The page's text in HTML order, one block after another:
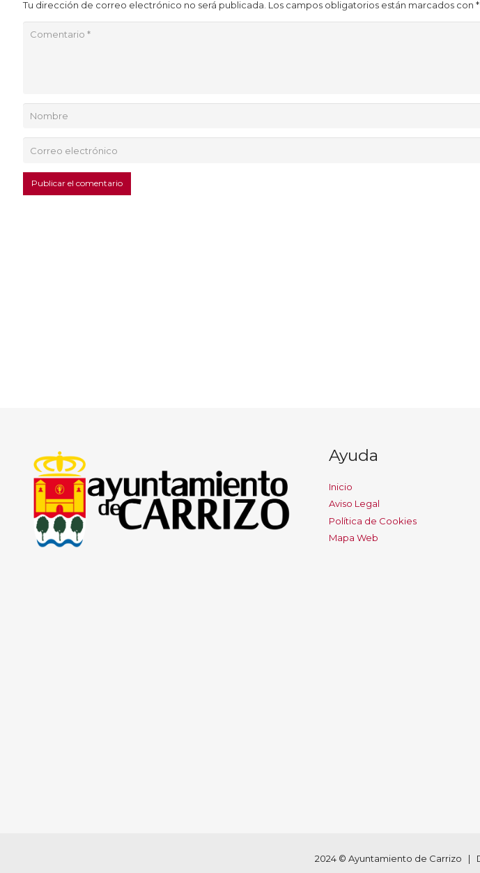
Tu dirección de correo electrónico no será publicada. Los campos obligatorios están marcados con *
Publicar el comentario
Ayuda
Inicio
Aviso Legal
Política de Cookies
Mapa Web
2024 © Ayuntamiento de Carrizo |